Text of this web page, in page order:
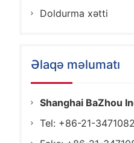
Doldurma xətti
Əlaqə məlumatı
Shanghai BaZhou
Tel: +86-21-